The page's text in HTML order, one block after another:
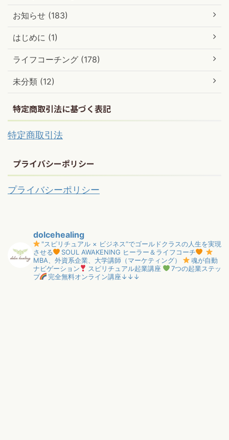
お知らせ (183)
はじめに (1)
ライフコーチング (178)
未分類 (12)
特定商取引法に基づく表記
特定商取引法
プライバシーポリシー
プライバシーポリシー
dolcehealing
"スピリチュアル × ビジネス”でゴールドクラスの人生を実現
させる
SOUL AWAKENING ヒーラー＆ライフコーチ
MBA、外資系企業、大学講師（マーケティング）
魂が自動
ナビゲーション
スピリチュアル起業講座
7つの起業ステッ
プ
完全無料オンライン講座↓↓↓